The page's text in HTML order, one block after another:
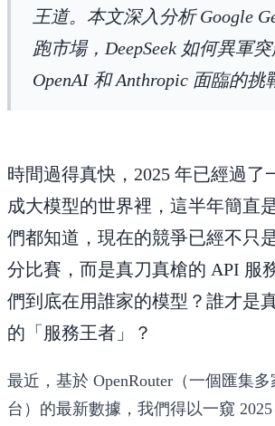
王道。本文深入分析 Google
跑市場，DeepSeek 如何異軍
OpenAI 和 Anthropic 面臨的挑
時間過得真快，2025 年已經過了
成大模型的世界裡，這半年簡直
們都知道，現在的競爭已經不只
分比賽，而是真刀真槍的 API 服
們到底在用誰家的模型？誰才是
的「服務王者」？
最近，基於 OpenRouter（一個匯集
台）的最新數據，我們得以一窺